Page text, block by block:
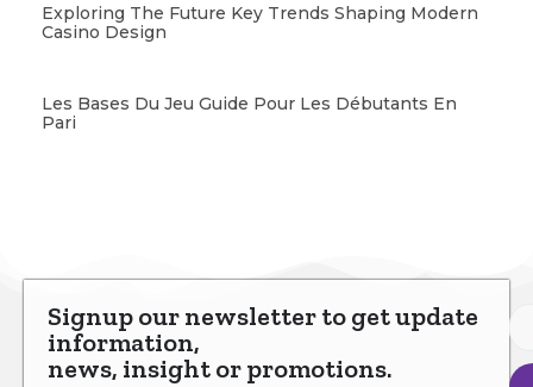
Exploring The Future Key Trends Shaping Modern
Casino Design
Les Bases Du Jeu Guide Pour Les Débutants En
Pari
Signup our newsletter to get update
information,
news, insight or promotions.